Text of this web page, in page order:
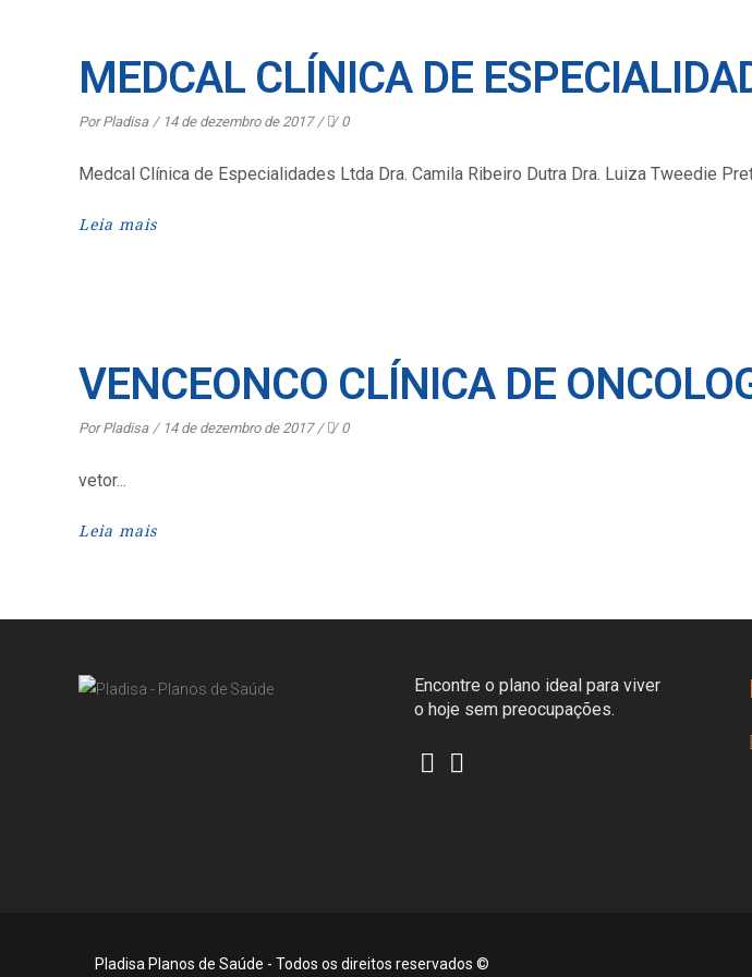
MEDCAL CLÍNICA DE
Por Pladisa 14 de dezembro de 2017 0
Medcal Clínica de Especialidades Ltda Dra. Camila Ribeiro Dutra Dra. Luiza Tweedie
Leia mais
VENCEONCO CLÍNICA DE
Por Pladisa 14 de dezembro de 2017 0
vetor
Leia mais
Encontre o plano ideal para viver
o hoje sem preocupações.
Pladisa Planos de Saúde - Todos os direitos reservados ©